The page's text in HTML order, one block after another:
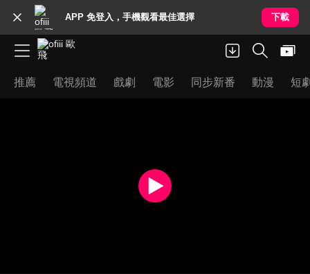
APP 免登入，手機觀看最佳選擇 下載
推薦 電視頻道 戲劇 電影 同步新番 動漫 短